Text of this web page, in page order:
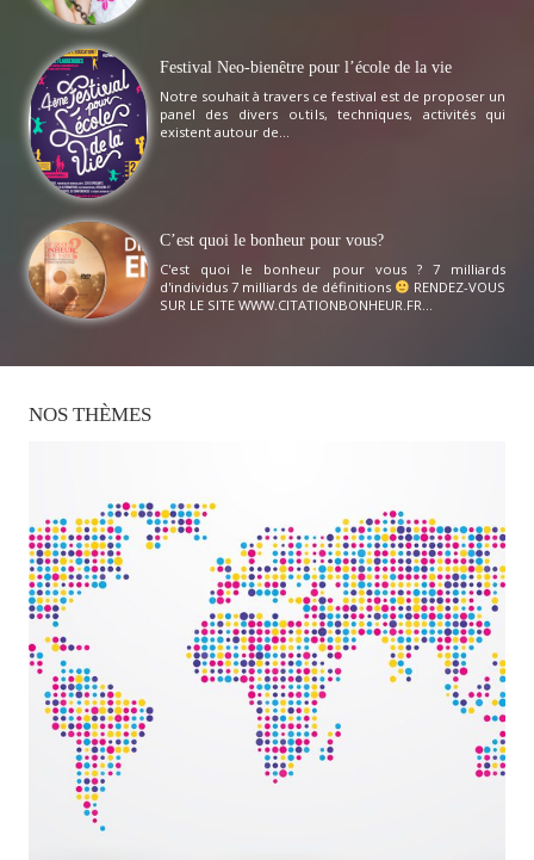
Festival Neo-bienêtre pour l’école de la vie
Notre souhait à travers ce festival est de proposer un
panel des divers outils, techniques, activités qui
existent autour de...
C’est quoi le bonheur pour vous?
C'est quoi le bonheur pour vous ? 7 milliards
d'individus 7 milliards de définitions
RENDEZ-VOUS
SUR LE SITE WWW.CITATIONBONHEUR.FR...
NOS THÈMES